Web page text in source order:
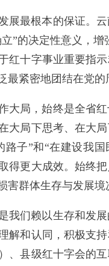
展最根本的保证。
”的决定性意义，
红十字事业重要指
最紧密地团结在党
大局，始终是全省
大局下思考、在大
路子”和“在建设我
得更大成效。始终
害群体生存与发展
我们赖以生存和发
解和认同，积极支
、县级红十字会的